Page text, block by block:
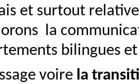
et surtout
la
bilingues
voire la